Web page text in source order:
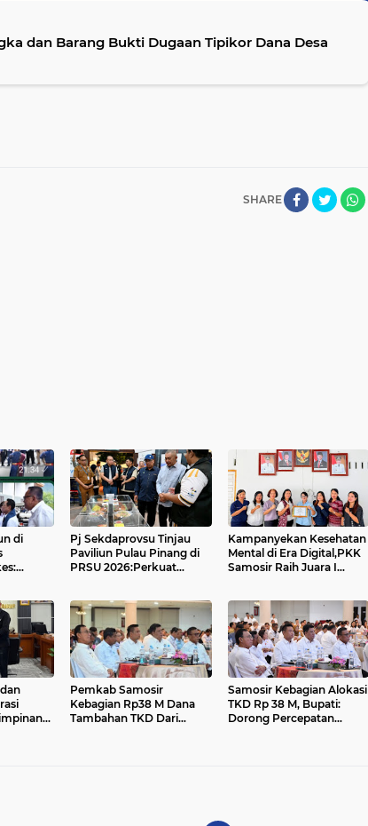
dan Barang Bukti Dugaan Tipikor Dana Desa
SHARE
di
Pj Sekdaprovsu Tinjau
Paviliun Pulau Pinang di
PRSU 2026:Perkuat
Kampanyekan Kesehatan
Mental di Era Digital,PKK
Samosir Raih Juara I
Pemkab Samosir
Kebagian Rp38 M Dana
Tambahan TKD Dari
Samosir Kebagian Alokasi
TKD Rp 38 M, Bupati:
Dorong Percepatan